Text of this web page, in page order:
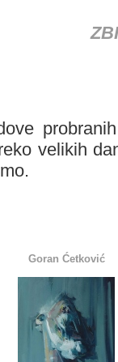
velikih
Goran Ćetković